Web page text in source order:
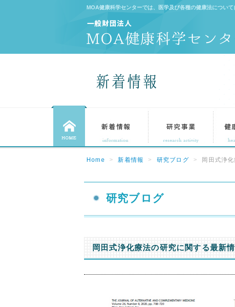
MOA健康科学センターでは、医学及び各種の健康法につい
Home > 新着情報 > 研究ブログ > 岡田式浄
研究ブログ
岡田式浄化療法の研究に関する最新